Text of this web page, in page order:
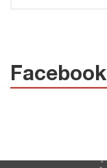
Facebook